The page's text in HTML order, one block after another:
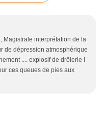
Magistrale interprétation de la
de dépression atmosphérique
.... explosif de drôlerie !
ces queues de pies aux